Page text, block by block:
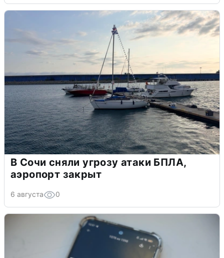
В Сочи сняли угрозу атаки БПЛА,
аэропорт закрыт
6 августа 0